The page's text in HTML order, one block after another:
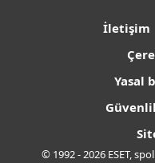
İletişim
Yasal
© 1992 - 2026 ESET,